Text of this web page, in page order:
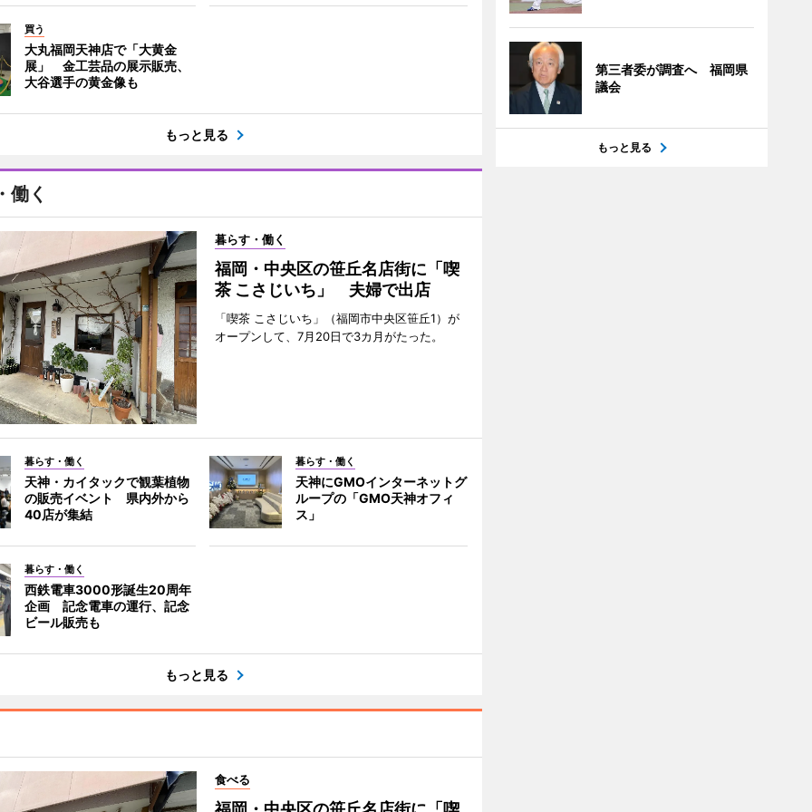
買う
大丸福岡天神店で「大黄金
展」 金工芸品の展示販売、
大谷選手の黄金像も
もっと見る
働く
暮らす・働く
福岡・中央区の笹丘名店街に「喫
茶 こさじいち」 夫婦で出店
「喫茶 こさじいち」（福岡市中央区笹丘1）が
オープンして、7月20日で3カ月がたった。
暮らす・働く
天神・カイタックで観葉植物
の販売イベント 県内外から
40店が集結
暮らす・働く
天神にGMOインターネットグ
ループの「GMO天神オフィ
ス」
暮らす・働く
西鉄電車3000形誕生20周年
企画 記念電車の運行、記念
ビール販売も
もっと見る
食べる
第三者委が調査へ 福岡県
議会
もっと見る